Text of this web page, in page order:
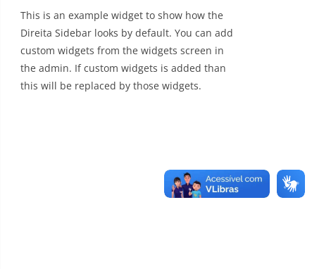
This is an example widget to show how the
Direita Sidebar looks by default. You can add
custom widgets from the widgets screen in
the admin. If custom widgets is added than
this will be replaced by those widgets.